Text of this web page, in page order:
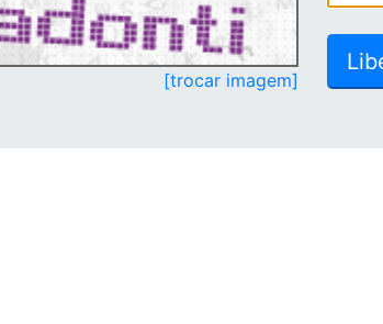
[trocar imagem]